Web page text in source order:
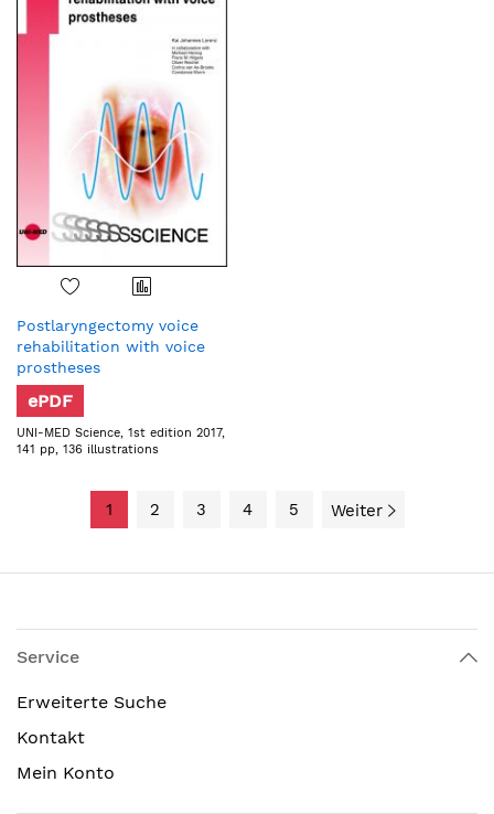
Postlaryngectomy voice
rehabilitation with voice
prostheses
ePDF
UNI-MED Science, 1st edition 2017,
141 pp, 136 illustrations
1 2 3 4 5 Weiter
Service
Erweiterte Suche
Kontakt
Mein Konto